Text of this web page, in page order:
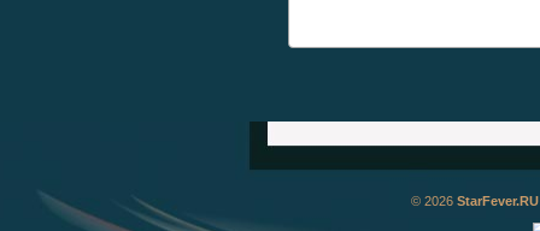
© 2026 StarFever.RU